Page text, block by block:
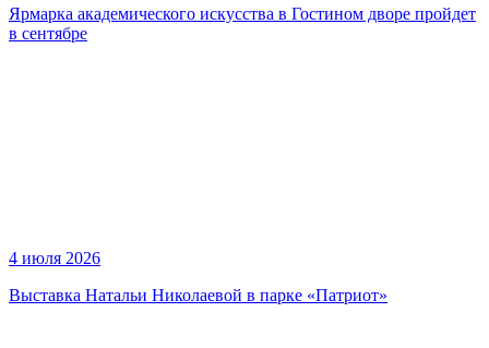
Ярмарка академического искусства в Гостином дворе пройдет
в сентябре
4 июля 2026
Выставка Натальи Николаевой в парке «Патриот»